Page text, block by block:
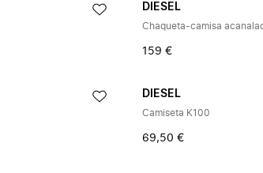
DIESEL
Chaqueta-camisa
159 €
DIESEL
Camiseta K100
69,50 €